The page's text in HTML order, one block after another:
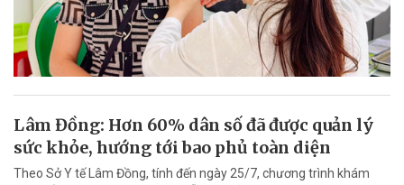
Lâm Đồng: Hơn 60% dân số đã được quản lý
sức khỏe, hướng tới bao phủ toàn diện
Theo Sở Y tế Lâm Đồng, tính đến ngày 25/7, chương trình khám